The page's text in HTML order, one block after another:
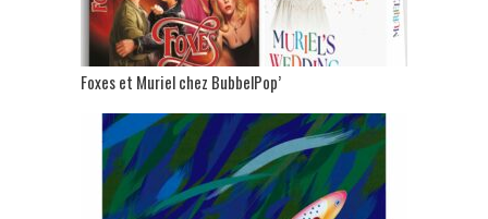
Foxes et Muriel chez BubbelPop’